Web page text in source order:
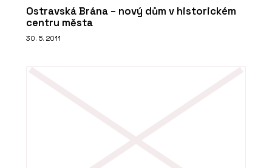
Ostravská Brána – nový dům v historickém
centru města
30. 5. 2011